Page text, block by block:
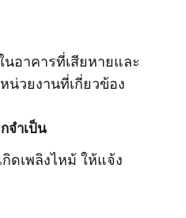
นอาคารที่เสียหายและ
น่วยงานที่เกี่ยวข้อง
จำเป็น
ดเพลิงไหม้ ให้แจ้ง